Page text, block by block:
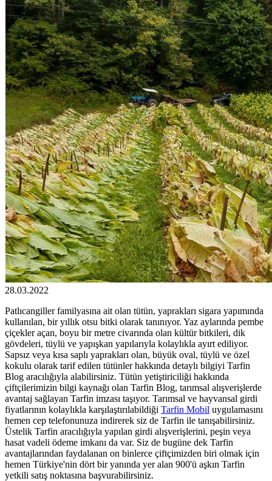
28.03.2022
Patlıcangiller familyasına ait olan tütün, yaprakları sigara yapımında
kullanılan, bir yıllık otsu bitki olarak tanınıyor. Yaz aylarında pembe
çiçekler açan, boyu bir metre civarında olan kültür bitkileri, dik
gövdeleri, tüylü ve yapışkan yapılarıyla kolaylıkla ayırt ediliyor.
Sapsız veya kısa saplı yaprakları olan, büyük oval, tüylü ve özel
kokulu olarak tarif edilen tütünler hakkında detaylı bilgiyi Tarfin
Blog aracılığıyla alabilirsiniz. Tütün yetiştiriciliği hakkında
çiftçilerimizin bilgi kaynağı olan Tarfin Blog, tarımsal alışverişlerde
avantaj sağlayan Tarfin imzası taşıyor. Tarımsal ve hayvansal girdi
fiyatlarının kolaylıkla karşılaştırılabildiği Tarfin Mobil uygulamasını
hemen cep telefonunuza indirerek siz de Tarfin ile tanışabilirsiniz.
Üstelik Tarfin aracılığıyla yapılan girdi alışverişlerini, peşin veya
hasat vadeli ödeme imkanı da var. Siz de bugüne dek Tarfin
avantajlarından faydalanan on binlerce çiftçimizden biri olmak için
hemen Türkiye'nin dört bir yanında yer alan 900'ü aşkın Tarfin
yetkili satış noktasına başvurabilirsiniz.